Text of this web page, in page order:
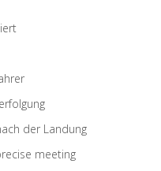
der Landung
meeting